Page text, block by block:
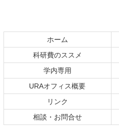
ホーム
科研費のススメ
学内専用
URAオフィス概要
リンク
相談・お問合せ